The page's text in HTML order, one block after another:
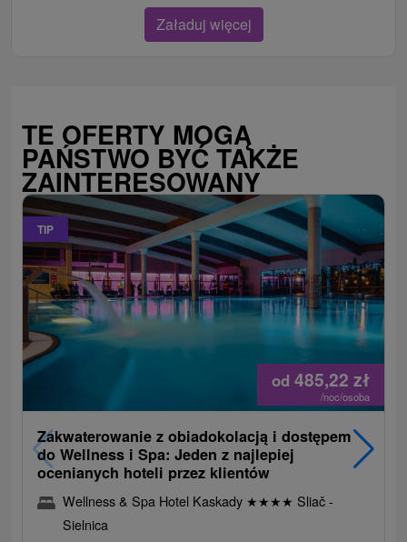
Załaduj więcej
TE OFERTY MOGĄ
PAŃSTWO BYĆ TAKŻE
ZAINTERESOWANY
TIP
od 485,22 zł
/noc/osoba
Zakwaterowanie z obiadokolacją i dostępem
do Wellness i Spa: Jeden z najlepiej
ocenianych hoteli przez klientów
Wellness & Spa Hotel Kaskady ★★★★ Sliač -
Sielnica